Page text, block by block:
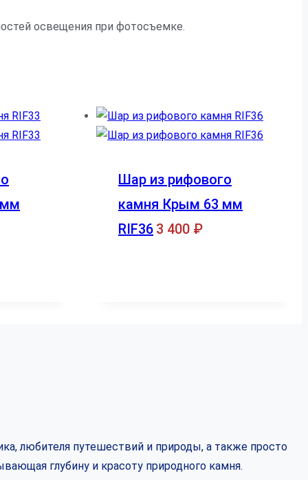
освещения при фотосъемке.
Шар из рифового
камня Крым 63 мм
RIF36 3 400 ₽
любителя путешествий и природы, а также просто
глубину и красоту природного камня.